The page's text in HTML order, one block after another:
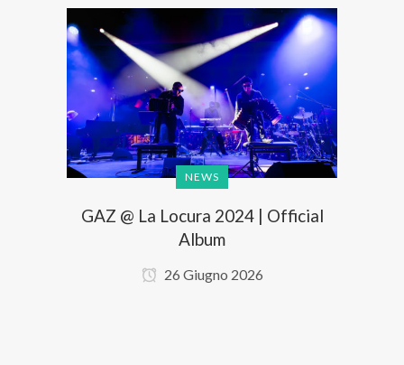
NEWS
GAZ @ La Locura 2024 | Official
Album
26 Giugno 2026